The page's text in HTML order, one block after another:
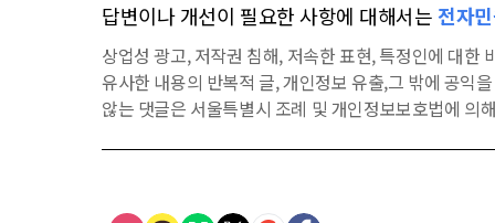
답변이나 개선이 필요한 사항에 대해서는 전자
상업성 광고, 저작권 침해, 저속한 표현, 특정인에 대한
유사한 내용의 반복적 글, 개인정보 유출,그 밖에 공익
않는 댓글은 서울특별시 조례 및 개인정보보호법에 의